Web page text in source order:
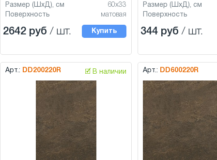
Размер (ШхД), см
60x33
Поверхность
матовая
2642 руб / шт. Купить
Размер (ШхД), см
Поверхность
344 руб / шт.
Арт.: DD200220R 🗹 В наличии Арт.: DD600220R